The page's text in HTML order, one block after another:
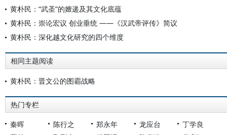
黄朴民：“武圣”的嬗递及其文化底蕴
黄朴民：崇论宏议 创业垂统 ——《汉武帝评传》简议
黄朴民：深化越文化研究的四个维度
相同主题阅读
黄朴民：晋文公的图霸战略
热门专栏
秦晖 陈行之 郑永年 龙应台
丁学良